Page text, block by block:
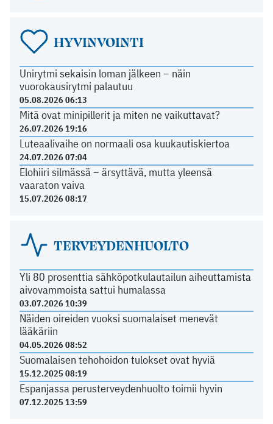
HYVINVOINTI
Unirytmi sekaisin loman jälkeen – näin
vuorokausirytmi palautuu
05.08.2026 06:13
Mitä ovat minipillerit ja miten ne vaikuttavat?
26.07.2026 19:16
Luteaalivaihe on normaali osa kuukautiskiertoa
24.07.2026 07:04
Elohiiri silmässä – ärsyttävä, mutta yleensä
vaaraton vaiva
15.07.2026 08:17
TERVEYDENHUOLTO
Yli 80 prosenttia sähköpotkulautailun aiheuttamista
aivovammoista sattui humalassa
03.07.2026 10:39
Näiden oireiden vuoksi suomalaiset menevät
lääkäriin
04.05.2026 08:52
Suomalaisen tehohoidon tulokset ovat hyviä
15.12.2025 08:19
Espanjassa perusterveydenhuolto toimii hyvin
07.12.2025 13:59